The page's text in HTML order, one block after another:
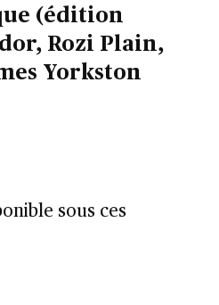
(édition
Rozi Plain,
Yorkston
sous ces